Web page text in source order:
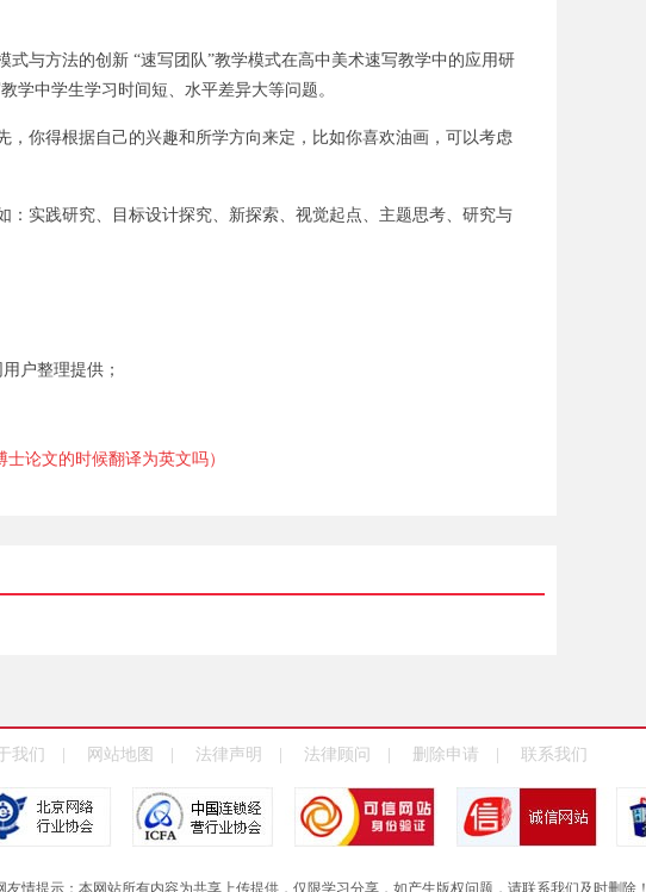
与方法的创新 “速写团队”教学模式在高中美术速写教学中的应用研
学中学生学习时间短、水平差异大等问题。
你得根据自己的兴趣和所学方向来定，比如你喜欢油画，可以考虑
实践研究、目标设计探究、新探索、视觉起点、主题思考、研究与
户整理提供；
论文的时候翻译为英文吗）
我们 | 网站地图 | 法律声明 | 法律顾问 | 删除申请 | 联系我们
友情提示：本网站所有内容为共享上传提供，仅限学习分享，如产生版权问题，请联系我们及时删除！